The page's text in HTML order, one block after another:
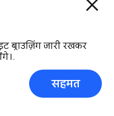
ब्राउज़िंग जारी रखकर
सहमत